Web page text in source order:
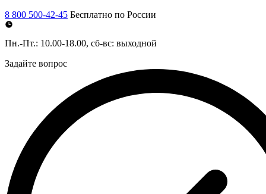
8 800 500-42-45 Бесплатно по России
Пн.-Пт.: 10.00-18.00, сб-вс: выходной
Задайте вопрос